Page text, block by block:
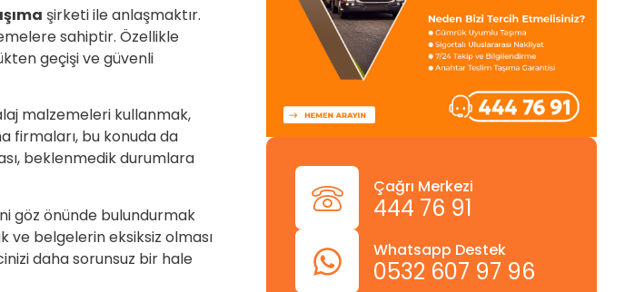
şirketi ile anlaşmaktır.
sahiptir. Özellikle
geçişi ve güvenli
malzemeleri kullanmak,
firmaları, bu konuda da
beklenmedik durumlara
göz önünde bulundurmak
ve belgelerin eksiksiz olması
daha sorunsuz bir hale
Çağrı Merkezi
444 76 91
Whatsapp Destek
0532 607 97 96